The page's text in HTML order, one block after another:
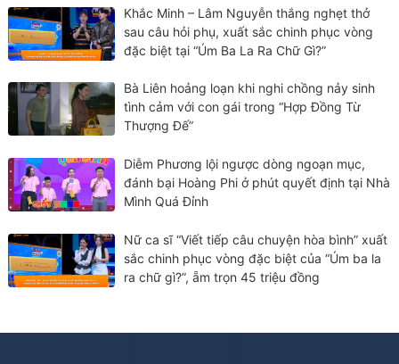
Khắc Minh – Lâm Nguyễn thắng nghẹt thở
sau câu hỏi phụ, xuất sắc chinh phục vòng
đặc biệt tại “Úm Ba La Ra Chữ Gì?”
Bà Liên hoảng loạn khi nghi chồng nảy sinh
tình cảm với con gái trong “Hợp Đồng Từ
Thượng Đế”
Diễm Phương lội ngược dòng ngoạn mục,
đánh bại Hoàng Phi ở phút quyết định tại Nhà
Mình Quá Đỉnh
Nữ ca sĩ “Viết tiếp câu chuyện hòa bình” xuất
sắc chinh phục vòng đặc biệt của “Úm ba la
ra chữ gì?”, ẵm trọn 45 triệu đồng